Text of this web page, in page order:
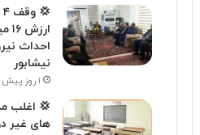
احداث
نیشابور
۱ روز پیش
💢 اغلب
های غیر